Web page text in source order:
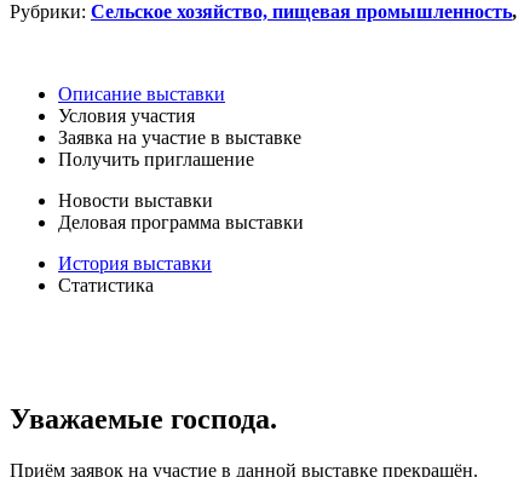
Рубрики: Сельское хозяйство, пищевая промышленность,
Описание выставки
Условия участия
Заявка на участие в выставке
Получить приглашение
Новости выставки
Деловая программа выставки
История выставки
Статистика
Уважаемые господа.
Приём заявок на участие в данной выставке прекращён.